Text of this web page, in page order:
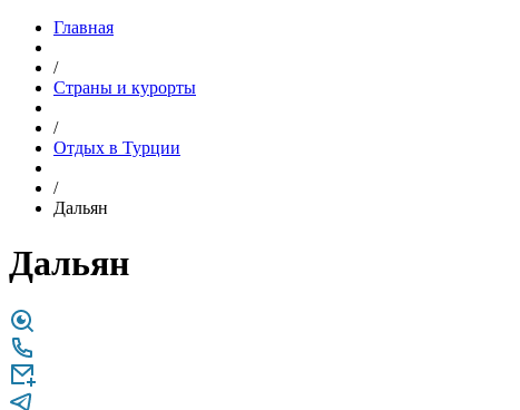
Главная
/
Страны и курорты
/
Отдых в Турции
/
Дальян
Дальян